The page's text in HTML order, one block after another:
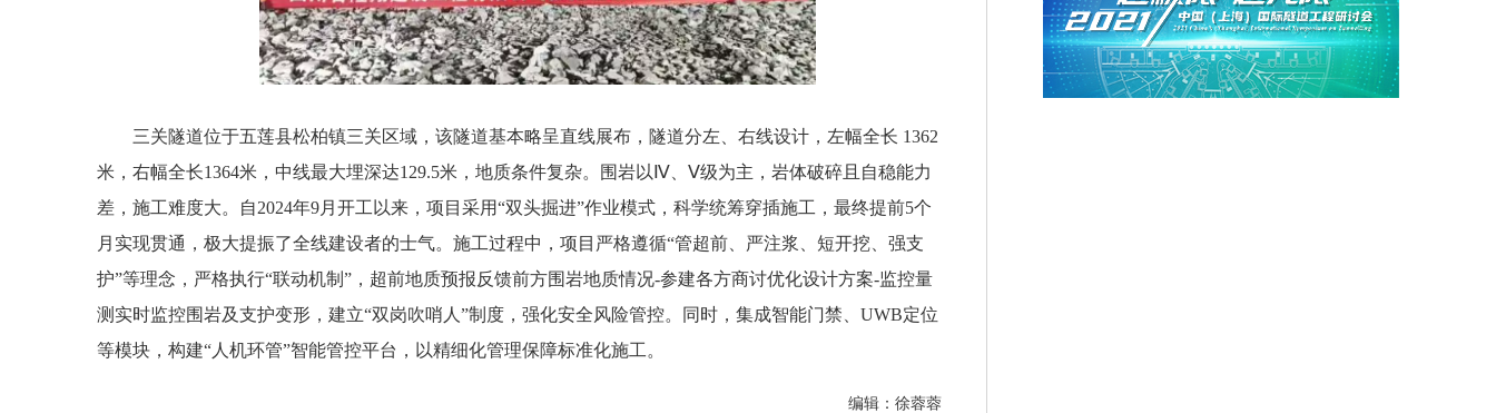
三关隧道位于五莲县松柏镇三关区域，该隧道基本略呈直线展布，隧道分左、右线设计，左幅全长 1362
米，右幅全长1364米，中线最大埋深达129.5米，地质条件复杂。围岩以Ⅳ、Ⅴ级为主，岩体破碎且自稳能力
差，施工难度大。自2024年9月开工以来，项目采用“双头掘进”作业模式，科学统筹穿插施工，最终提前5个
月实现贯通，极大提振了全线建设者的士气。施工过程中，项目严格遵循“管超前、严注浆、短开挖、强支
护”等理念，严格执行“联动机制”，超前地质预报反馈前方围岩地质情况-参建各方商讨优化设计方案-监控量
测实时监控围岩及支护变形，建立“双岗吹哨人”制度，强化安全风险管控。同时，集成智能门禁、UWB定位
等模块，构建“人机环管”智能管控平台，以精细化管理保障标准化施工。
编辑： 徐蓉蓉